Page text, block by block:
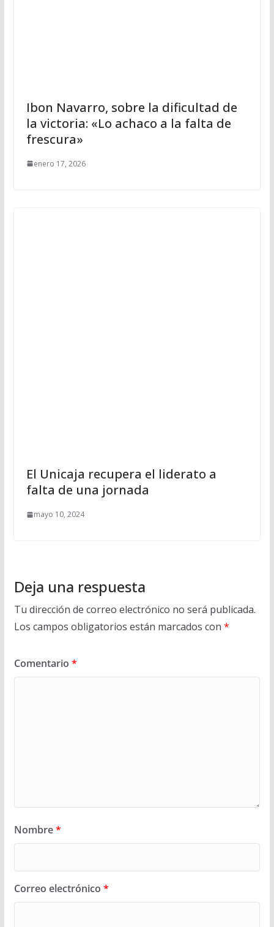
Ibon Navarro, sobre la dificultad de
la victoria: «Lo achaco a la falta de
frescura»
enero 17, 2026
El Unicaja recupera el liderato a
falta de una jornada
mayo 10, 2024
Deja una respuesta
Tu dirección de correo electrónico no será publicada.
Los campos obligatorios están marcados con *
Comentario *
Nombre*
Correo electrónico *